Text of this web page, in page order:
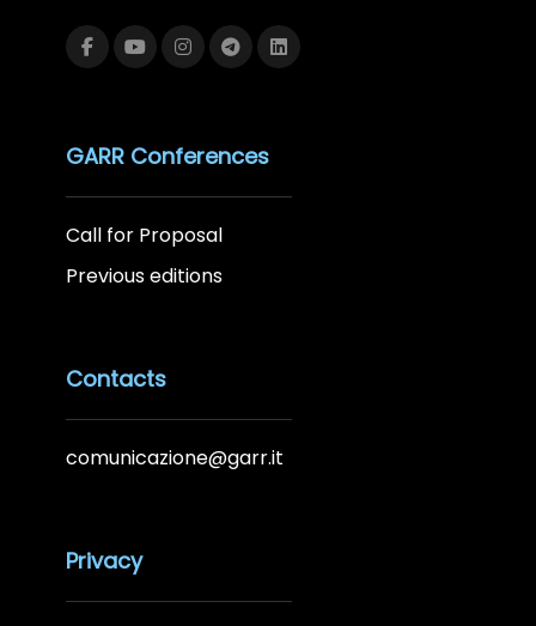
GARR Conferences
Call for Proposal
Previous editions
Contacts
comunicazione@garr.it
Privacy